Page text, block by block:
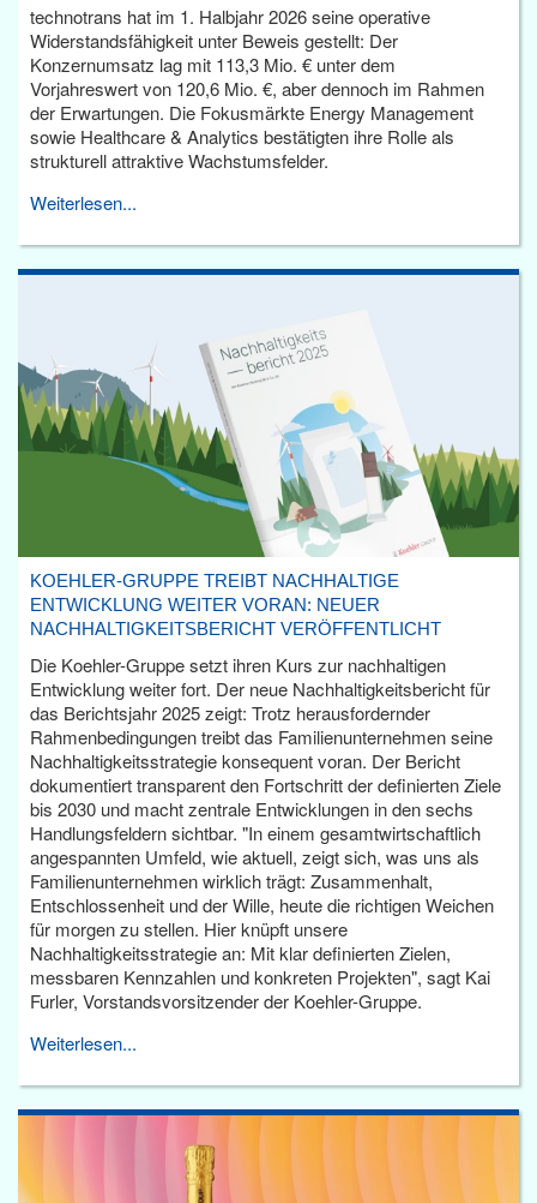
technotrans hat im 1. Halbjahr 2026 seine operative
Widerstandsfähigkeit unter Beweis gestellt: Der
Konzernumsatz lag mit 113,3 Mio. € unter dem
Vorjahreswert von 120,6 Mio. €, aber dennoch im Rahmen
der Erwartungen. Die Fokusmärkte Energy Management
sowie Healthcare & Analytics bestätigten ihre Rolle als
strukturell attraktive Wachstumsfelder.
Weiterlesen...
KOEHLER-GRUPPE TREIBT NACHHALTIGE
ENTWICKLUNG WEITER VORAN: NEUER
NACHHALTIGKEITSBERICHT VERÖFFENTLICHT
Die Koehler-Gruppe setzt ihren Kurs zur nachhaltigen
Entwicklung weiter fort. Der neue Nachhaltigkeitsbericht für
das Berichtsjahr 2025 zeigt: Trotz herausfordernder
Rahmenbedingungen treibt das Familienunternehmen seine
Nachhaltigkeitsstrategie konsequent voran. Der Bericht
dokumentiert transparent den Fortschritt der definierten Ziele
bis 2030 und macht zentrale Entwicklungen in den sechs
Handlungsfeldern sichtbar. "In einem gesamtwirtschaftlich
angespannten Umfeld, wie aktuell, zeigt sich, was uns als
Familienunternehmen wirklich trägt: Zusammenhalt,
Entschlossenheit und der Wille, heute die richtigen Weichen
für morgen zu stellen. Hier knüpft unsere
Nachhaltigkeitsstrategie an: Mit klar definierten Zielen,
messbaren Kennzahlen und konkreten Projekten", sagt Kai
Furler, Vorstandsvorsitzender der Koehler-Gruppe.
Weiterlesen...